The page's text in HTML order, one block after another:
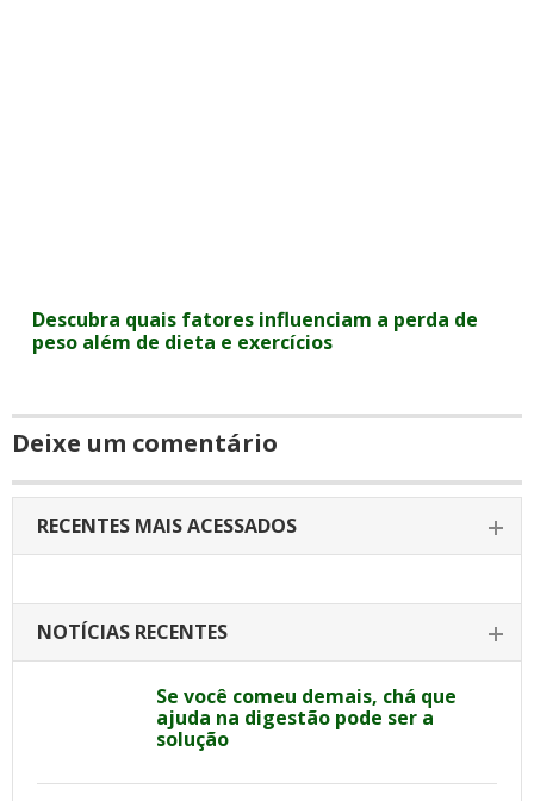
Descubra quais fatores influenciam a perda de
peso além de dieta e exercícios
Deixe um comentário
RECENTES MAIS ACESSADOS
NOTÍCIAS RECENTES
Se você comeu demais, chá que
ajuda na digestão pode ser a
solução